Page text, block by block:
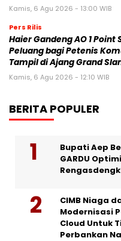
Kamis, 6 Agu 2026 - 13:00 WIB
Pers Rilis
Haier Gandeng AO 1 Point
Peluang bagi Petenis
Tampil di Ajang Grand
Kamis, 6 Agu 2026 - 12:10 WIB
BERITA POPULER
Bupati Aep
GARDU
CIMB Niaga
Modernisasi
Cloud Untuk
Perbankan